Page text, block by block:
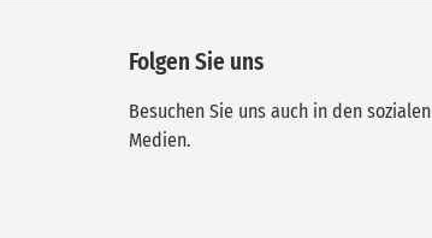
Folgen Sie uns
Besuchen Sie uns auch in den sozialen
Medien.